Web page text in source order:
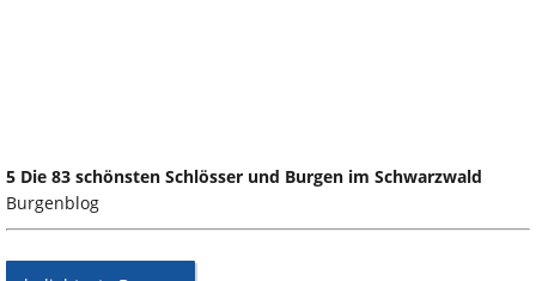
5 Die 83 schönsten Schlösser und Burgen im Schwarzwald
Burgenblog